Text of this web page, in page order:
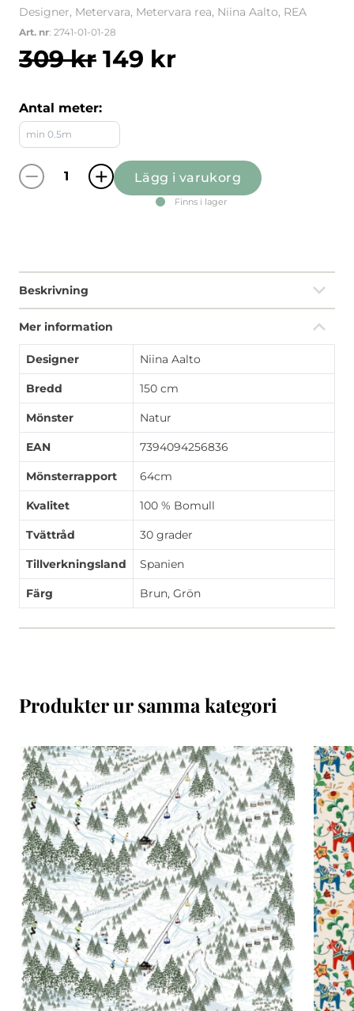
Designer, Metervara, Metervara rea, Niina Aalto, REA
Art. nr: 2741-01-01-28
309kr Det ursprungliga
149 krDet
Antal meter:
Renland grön/brun tyg metervara mängd
Lägg i varukorg
Finns i lager
Beskrivning
Mer information
Designer Niina Aalto
Bredd 150 cm
Mönster Natur
EAN 7394094256836
Mönsterrapport 64cm
Kvalitet 100 % Bomull
Tvättråd 30 grader
Tillverkningsland Spanien
Färg Brun, Grön
Produkter ur samma kategori